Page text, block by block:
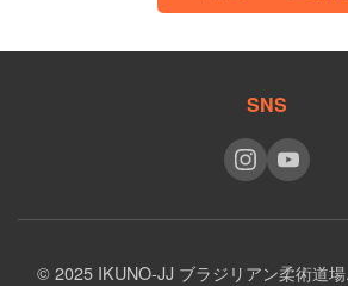
SNS
© 2025 IKUNO-JJ ブラジリアン柔術道